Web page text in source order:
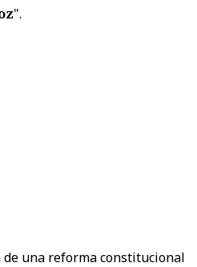
".
una reforma constitucional